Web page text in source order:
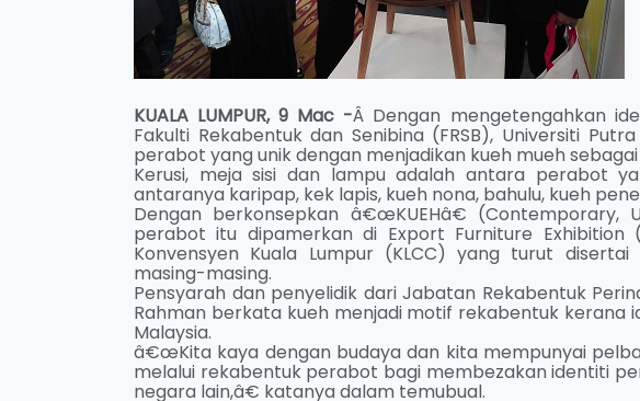
KUALA LUMPUR, 9 Mac -Â Dengan mengetengahkan
Fakulti Rekabentuk dan Senibina (FRSB), Universiti
perabot yang unik dengan menjadikan kueh mueh
Kerusi, meja sisi dan lampu adalah antara perabot
antaranya karipap, kek lapis, kueh nona, bahulu, kueh
Dengan berkonsepkan â€œKUEHâ€ (Contemporary,
perabot itu dipamerkan di Export Furniture
Konvensyen Kuala Lumpur (KLCC) yang turut
masing-masing.
Pensyarah dan penyelidik dari Jabatan Rekabentuk
Rahman berkata kueh menjadi motif rekabentuk kerana
Malaysia.
â€œKita kaya dengan budaya dan kita mempunyai
melalui rekabentuk perabot bagi membezakan identiti
negara lain,â€ katanya dalam temubual.